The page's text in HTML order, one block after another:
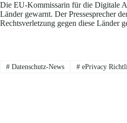
Die EU-Kommissarin für die Digitale
Länder gewarnt. Der Pressesprecher
Rechtsverletzung gegen diese Länder
#Datenschutz-News #ePrivacy